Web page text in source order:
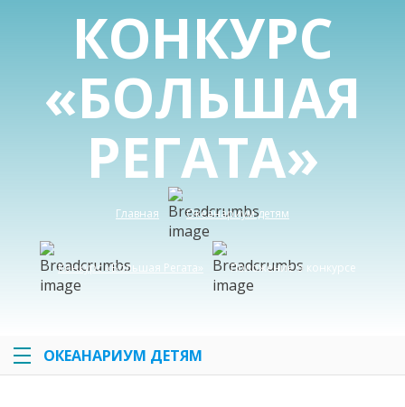
КОНКУРС
«БОЛЬШАЯ
РЕГАТА»
Главная Океанариум детям
Конкурс «Большая Регата» Положение о конкурсе
ОКЕАНАРИУМ ДЕТЯМ